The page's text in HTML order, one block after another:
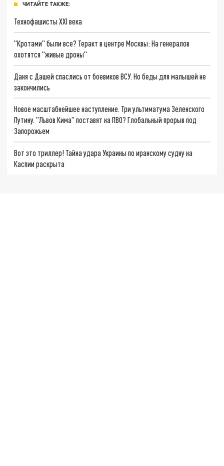
ЧИТАЙТЕ ТАКЖЕ:
Технофашисты XXI века
"Кротами" были все? Теракт в центре Москвы: На генералов
охотятся "живые дроны"
Даня с Дашей спаслись от боевиков ВСУ. Но беды для малышей не
закончились
Новое масштабнейшее наступление. Три ультиматума Зеленского
Путину. "Львов Кима" поставят на ПВО? Глобальный прорыв под
Запорожьем
Вот это триллер! Тайна удара Украины по иранскому судну на
Каспии раскрыта